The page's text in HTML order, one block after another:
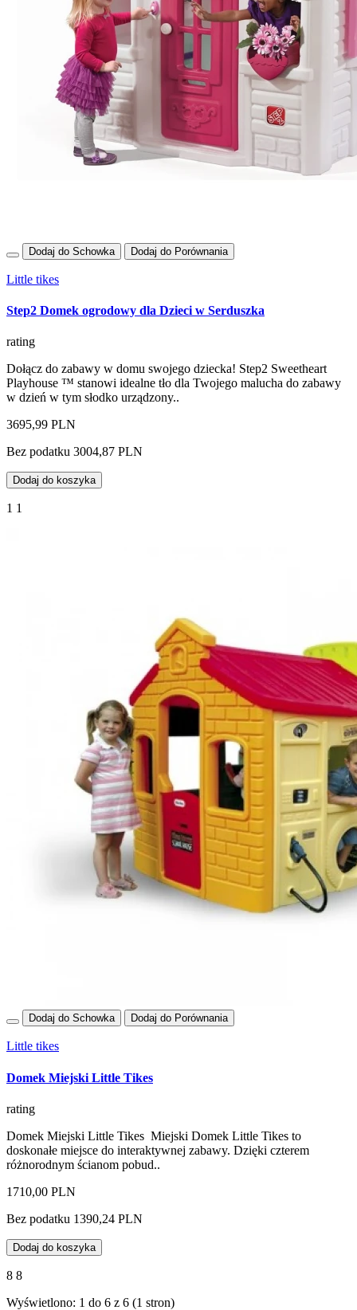
Dodaj do Schowka Dodaj do Porównania
Little tikes
Step2 Domek ogrodowy dla Dzieci w Serduszka
rating
Dołącz do zabawy w domu swojego dziecka! Step2 Sweetheart
Playhouse ™ stanowi idealne tło dla Twojego malucha do zabawy
w dzień w tym słodko urządzony..
3695,99 PLN
Bez podatku 3004,87 PLN
Dodaj do koszyka
1 1
Dodaj do Schowka Dodaj do Porównania
Little tikes
Domek Miejski Little Tikes
rating
Domek Miejski Little Tikes Miejski Domek Little Tikes to
doskonałe miejsce do interaktywnej zabawy. Dzięki czterem
różnorodnym ścianom pobud..
1710,00 PLN
Bez podatku 1390,24 PLN
Dodaj do koszyka
8 8
Wyświetlono: 1 do 6 z 6 (1 stron)